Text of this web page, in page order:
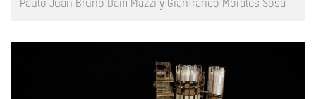
Paulo Juan Bruno Dam Mazzi y Gianfranco Morales Sosa